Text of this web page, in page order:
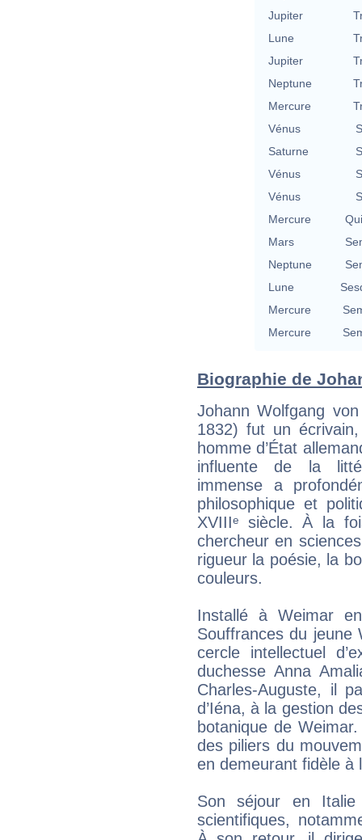
Jupiter
Lune
Jupiter
Neptune
Mercure
Vénus
Saturne
Vénus
Vénus
Mercure
Mars
Neptune
Lune
Mercure
Mercure
Biographie de
Johann Wolfgang
1832) fut un
homme d’État
influente de la
immense a
philosophique et
XVIIIᵉ siècle. À la
chercheur en
rigueur la poésie, la
couleurs.
Installé à Weimar
Souffrances du jeune
cercle intellectuel
duchesse Anna
Charles-Auguste, il
d’Iéna, à la gestion
botanique de
des piliers du
en demeurant fidèle à
Son séjour en Italie
scientifiques,